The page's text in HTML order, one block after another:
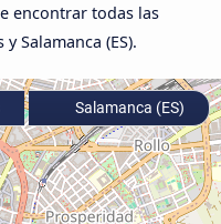
encontrar todas las
Salamanca (ES).
Salamanca (ES)